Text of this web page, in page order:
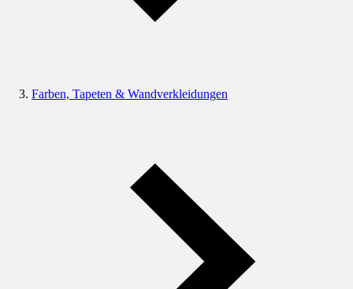
Farben, Tapeten & Wandverkleidungen